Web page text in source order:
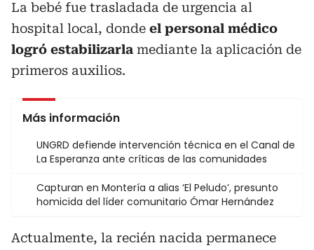
La bebé fue trasladada de urgencia al
hospital local, donde el personal médico
logró estabilizarla mediante la aplicación de
primeros auxilios.
Más información
UNGRD defiende intervención técnica en el Canal de
La Esperanza ante críticas de las comunidades
Capturan en Montería a alias ‘El Peludo’, presunto
homicida del líder comunitario Ómar Hernández
Actualmente, la recién nacida permanece